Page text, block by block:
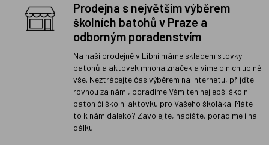
Prodejna s největším výběrem
školních batohů v Praze a
odborným poradenstvím
Na naší prodejně v Libni máme skladem stovky
batohů a aktovek mnoha značek a víme o nich úplně
vše. Neztrácejte čas výběrem na internetu, přijďte
rovnou za námi, poradíme Vám ten nejlepší školní
batoh či školní aktovku pro Vašeho školáka. Máte
to k nám daleko? Zavolejte, napište, poradíme i na
dálku.